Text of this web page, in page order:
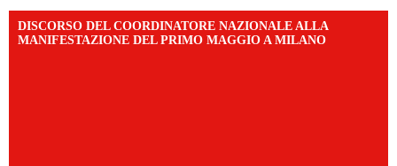
DISCORSO DEL COORDINATORE NAZIONALE ALLA
MANIFESTAZIONE DEL PRIMO MAGGIO A MILANO